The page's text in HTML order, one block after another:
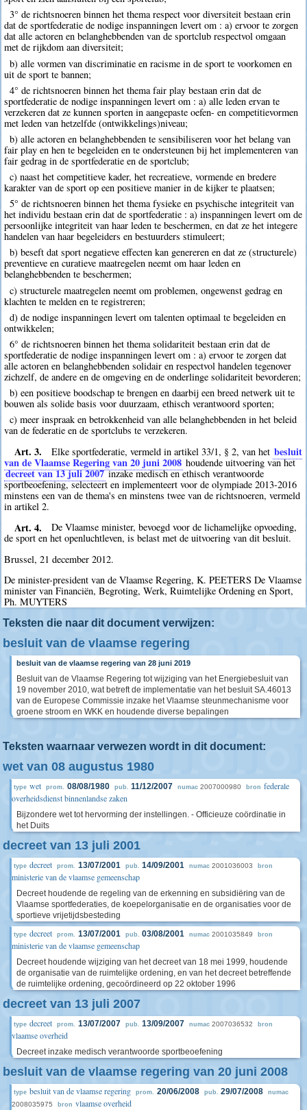
3° de richtsnoeren binnen het thema respect voor diversiteit bestaan erin
dat de sportfederatie de nodige inspanningen levert om : a) ervoor te zorgen
dat alle actoren en belanghebbenden van de sportclub respectvol omgaan
met de rijkdom aan diversiteit;
b) alle vormen van discriminatie en racisme in de sport te voorkomen en
uit de sport te bannen;
4° de richtsnoeren binnen het thema fair play bestaan erin dat de
sportfederatie de nodige inspanningen levert om : a) alle leden ervan te
verzekeren dat ze kunnen sporten in aangepaste oefen- en competitievormen
met leden van hetzelfde (ontwikkelings)niveau;
b) alle actoren en belanghebbenden te sensibiliseren voor het belang van
fair play en hen te begeleiden en te ondersteunen bij het implementeren van
fair gedrag in de sportfederatie en de sportclub;
c) naast het competitieve kader, het recreatieve, vormende en bredere
karakter van de sport op een positieve manier in de kijker te plaatsen;
5° de richtsnoeren binnen het thema fysieke en psychische integriteit van
het individu bestaan erin dat de sportfederatie : a) inspanningen levert om de
persoonlijke integriteit van haar leden te beschermen, en dat ze het integere
handelen van haar begeleiders en bestuurders stimuleert;
b) beseft dat sport negatieve effecten kan genereren en dat ze (structurele)
preventieve en curatieve maatregelen neemt om haar leden en
belanghebbenden te beschermen;
c) structurele maatregelen neemt om problemen, ongewenst gedrag en
klachten te melden en te registreren;
d) de nodige inspanningen levert om talenten optimaal te begeleiden en
ontwikkelen;
6° de richtsnoeren binnen het thema solidariteit bestaan erin dat de
sportfederatie de nodige inspanningen levert om : a) ervoor te zorgen dat
alle actoren en belanghebbenden solidair en respectvol handelen tegenover
zichzelf, de andere en de omgeving en de onderlinge solidariteit bevorderen;
b) een positieve boodschap te brengen en daarbij een breed netwerk uit te
bouwen als solide basis voor duurzaam, ethisch verantwoord sporten;
c) meer inspraak en betrokkenheid van alle belanghebbenden in het beleid
van de federatie en de sportclubs te verzekeren.
Art. 3. Elke sportfederatie, vermeld in artikel 33/1, § 2, van het besluit
van de Vlaamse Regering van 20 juni 2008 houdende uitvoering van het
decreet van 13 juli 2007inzake medisch en ethisch verantwoorde
sportbeoefening, selecteert en implementeert voor de olympiade 2013-2016
minstens een van de thema's en minstens twee van de richtsnoeren, vermeld
in artikel 2.
Art. 4.
De Vlaamse minister, bevoegd voor de lichamelijke opvoeding,
de sport en het openluchtleven, is belast met de uitvoering van dit besluit.
Brussel, 21 december 2012.
De minister-president van de Vlaamse Regering, K. PEETERS De Vlaamse
minister van Financiën, Begroting, Werk, Ruimtelijke Ordening en Sport,
Ph. MUYTERS
Teksten die naar dit document verwijzen:
besluit van de vlaamse regering
besluit van de vlaamse regering van 28 juni 2019
Besluit van de Vlaamse Regering tot wijziging van het Energiebesluit van
19 november 2010, wat betreft de implementatie van het besluit SA.46013
van de Europese Commissie inzake het Vlaamse steunmechanisme voor
groene stroom en WKK en houdende diverse bepalingen
Teksten waarnaar verwezen wordt in dit document:
wet van 08 augustus 1980
type wet prom. 08/08/1980 pub. 11/12/2007 numac 2007000980 bron federale
overheidsdienst binnenlandse zaken
Bijzondere wet tot hervorming der instellingen. - Officieuze coördinatie in
het Duits
decreet van 13 juli 2001
type decreet prom. 13/07/2001 pub. 14/09/2001 numac 2001036003 bron
ministerie van de vlaamse gemeenschap
Decreet houdende de regeling van de erkenning en subsidiëring van de
Vlaamse sportfederaties, de koepelorganisatie en de organisaties voor de
sportieve vrijetijdsbesteding
type decreet prom. 13/07/2001 pub. 03/08/2001 numac 2001035849 bron
ministerie van de vlaamse gemeenschap
Decreet houdende wijziging van het decreet van 18 mei 1999, houdende
de organisatie van de ruimtelijke ordening, en van het decreet betreffende
de ruimtelijke ordening, gecoördineerd op 22 oktober 1996
decreet van 13 juli 2007
type decreet prom. 13/07/2007 pub. 13/09/2007 numac 2007036532 bron
vlaamse overheid
Decreet inzake medisch verantwoorde sportbeoefening
besluit van de vlaamse regering van 20 juni 2008
type besluit van de vlaamse regering prom. 20/06/2008 pub. 29/07/2008 numac
2008035975 bron vlaamse overheid